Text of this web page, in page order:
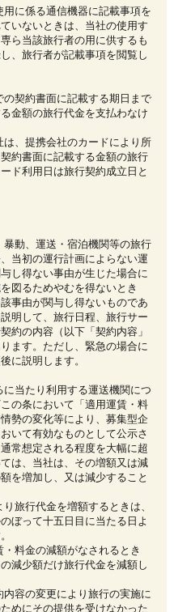
に係る通信機器に記載事項を
いないときは、当社の使用す
ら当該旅行者の用に供するも
、旅行者が記載事項を閲覧し
契約書面に記載する期日まで
金額の旅行代金を支払わなけ
、提携会社のカードにより所
約書面に記載する金額の旅行
ド利用日は旅行契約成立日と
動、運送・宿泊機関等の旅行
当初の運行計画によらない運
し得ない事由が生じた場合に
図るためやむを得ないとき
事由が関与し得ないものであ
明して、旅行日程、旅行サー
約の内容（以下「契約内容」
ます。ただし、緊急の場合に
に説明します。
当たり利用する運送機関につ
の条において「適用運賃・料
勢の変化等により、募集型企
いて有効なものとして公示さ
常想定される程度を大幅に超
は、当社は、その増額又は減
を増加し、又は減少すること
旅行代金を増額するときは、
ぼって十五日目に当たる日よ
料金の減額がなされるとき
減少額だけ旅行代金を減額し
容の変更により旅行の実施に
めにその提供を受けなかった